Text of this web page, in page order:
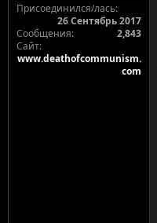
Присоединился/лась
26 Сентябрь 2017
Сообщения
2,843
Сайт
www.deathofcommunism.
com